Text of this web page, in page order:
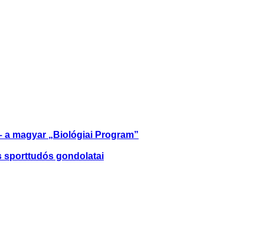
magyar „Biológiai Program”
sporttudós gondolatai